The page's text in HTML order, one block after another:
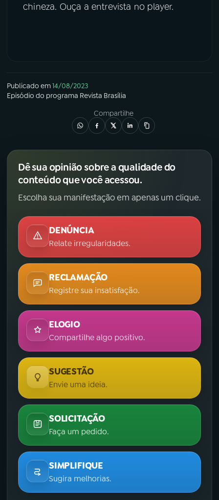
chineza. Ouça a entrevista no player.
Publicado em14/08/2023
Episódio do programa Revista Brasília
Compartilhe
Dê sua opinião sobre a qualidade do
conteúdo que você acessou.
Escolha sua manifestação em apenas um clique.
DENÚNCIA
Relate irregularidades.
RECLAMAÇÃO
Registre sua insatisfação.
ELOGIO
Compartilhe algo positivo.
SUGESTÃO
Envie uma ideia.
SOLICITAÇÃO
Faça um pedido.
SIMPLIFIQUE
Sugira melhorias.